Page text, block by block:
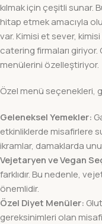
kılmak için çeşitli sunar.
hitap etmek amacıyla
var. Kimisi et sever,
catering firmaları giriyor.
menülerini özelleştiriyor.
Özel menü seçenekleri,
Geleneksel Yemekler:
etkinliklerde misafirlere
ikramlar, damaklarda
Vejetaryen ve Vegan
farklıdır. Bu nedenle,
önemlidir.
Özel Diyet Menüler:
gereksinimleri olan